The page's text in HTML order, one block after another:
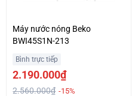
Máy nước nóng Beko
BWI45S1N-213
Bình trực tiếp
2.190.000₫
2.560.000₫ -15%